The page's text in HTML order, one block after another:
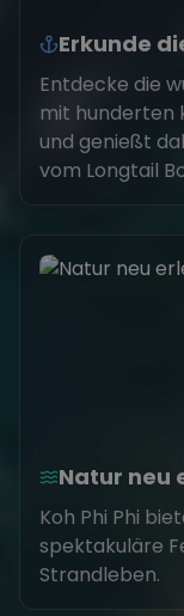
Erkunde
Entdecke die
mit hunderten
und genießt
vom Longtail
Natur neu
Koh Phi Phi
spektakuläre
Strandleben.